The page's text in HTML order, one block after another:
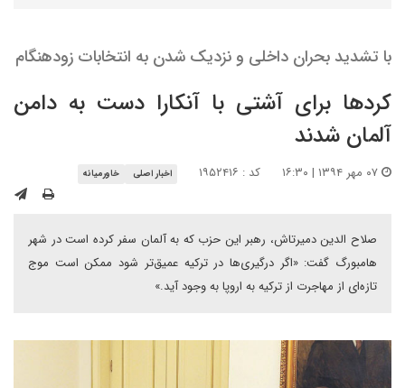
با تشدید بحران داخلی و نزدیک‌ شدن به انتخابات زودهنگام
کردها برای آشتی با آنکارا دست به دامن
آلمان شدند
کد : ۱۹۵۲۴۱۶ اخبار اصلی خاورمیانه
صلاح الدین دمیرتاش، رهبر این حزب که به آلمان سفر کرده است در شهر
هامبورگ گفت: «اگر درگیری‌ها در ترکیه عمیق‌تر شود ممکن است موج
تازه‌ای از مهاجرت از ترکیه به اروپا به وجود آید.»